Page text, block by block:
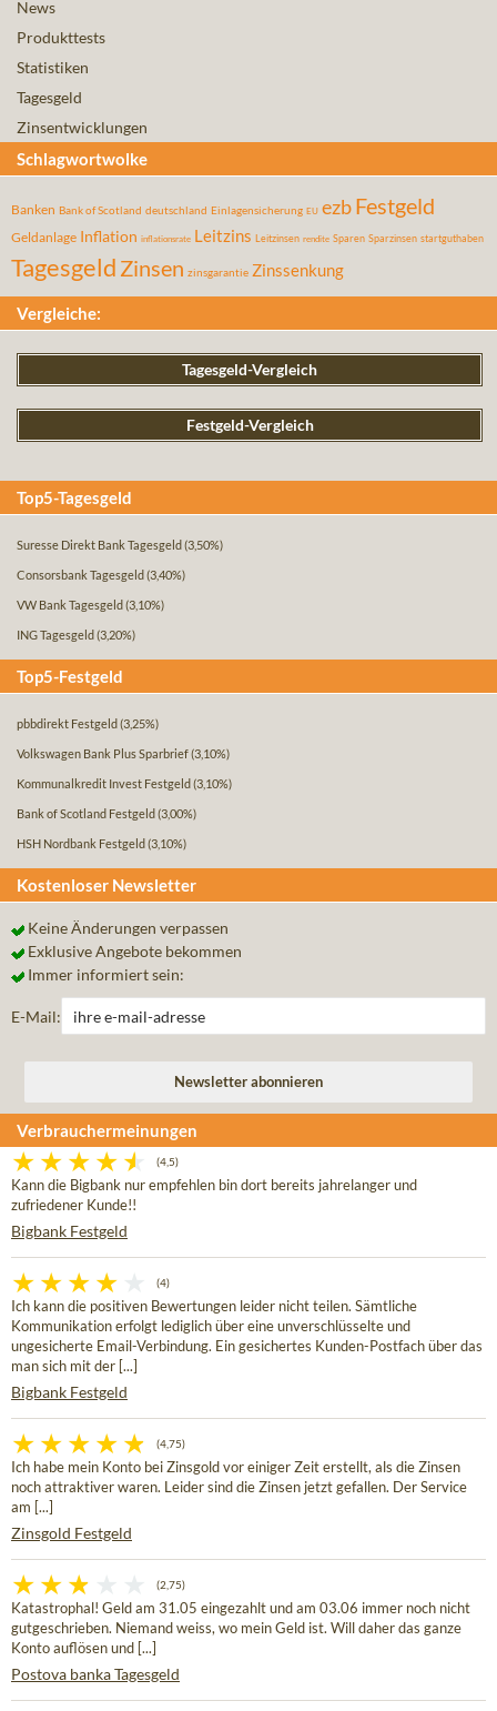
News
Produkttests
Statistiken
Tagesgeld
Zinsentwicklungen
Schlagwortwolke
Banken Bank of Scotland deutschland Einlagensicherung EU ezbFestgeld
Geldanlage Inflation inflationsrate Leitzins Leitzinsen rendite Sparen Sparzinsen startguthaben
Tagesgeld Zinsen zinsgarantie Zinssenkung
Vergleiche:
Tagesgeld-Vergleich
Festgeld-Vergleich
Top5-Tagesgeld
Suresse Direkt Bank Tagesgeld (3,50%)
Consorsbank Tagesgeld (3,40%)
VW Bank Tagesgeld (3,10%)
ING Tagesgeld (3,20%)
Top5-Festgeld
pbbdirekt Festgeld (3,25%)
Volkswagen Bank Plus Sparbrief(3,10%)
Kommunalkredit Invest Festgeld (3,10%)
Bank of Scotland Festgeld (3,00%)
HSH Nordbank Festgeld (3,10%)
Kostenloser Newsletter
Keine Änderungen verpassen
Exklusive Angebote bekommen
Immer informiert sein:
E-Mail:
Verbrauchermeinungen
(4,5)
Kann die Bigbank nur empfehlen bin dort bereits jahrelanger und
zufriedener Kunde!!
Bigbank Festgeld
(4)
Ich kann die positiven Bewertungen leider nicht teilen. Sämtliche
Kommunikation erfolgt lediglich über eine unverschlüsselte und
ungesicherte Email-Verbindung. Ein gesichertes Kunden-Postfach über das
man sich mit der [...]
Bigbank Festgeld
(4,75)
Ich habe mein Konto bei Zinsgold vor einiger Zeit erstellt, als die Zinsen
noch attraktiver waren. Leider sind die Zinsen jetzt gefallen. Der Service
am [...]
Zinsgold Festgeld
(2,75)
Katastrophal! Geld am 31.05 eingezahlt und am 03.06 immer noch nicht
gutgeschrieben. Niemand weiss, wo mein Geld ist. Will daher das ganze
Konto auflösen und [...]
Postova banka Tagesgeld